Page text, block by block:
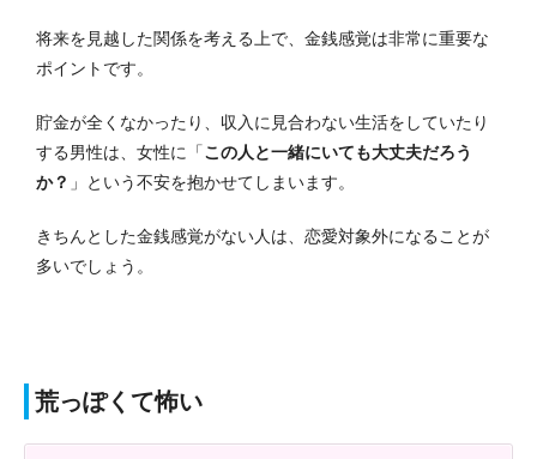
将来を見越した関係を考える上で、金銭感覚は非常に重要な
ポイントです。
貯金が全くなかったり、収入に見合わない生活をしていたり
する男性は、女性に「この人と一緒にいても大丈夫だろう
か？ 」という不安を抱かせてしまいます。
きちんとした金銭感覚がない人は、恋愛対象外になることが
多いでしょう。
荒っぽくて怖い